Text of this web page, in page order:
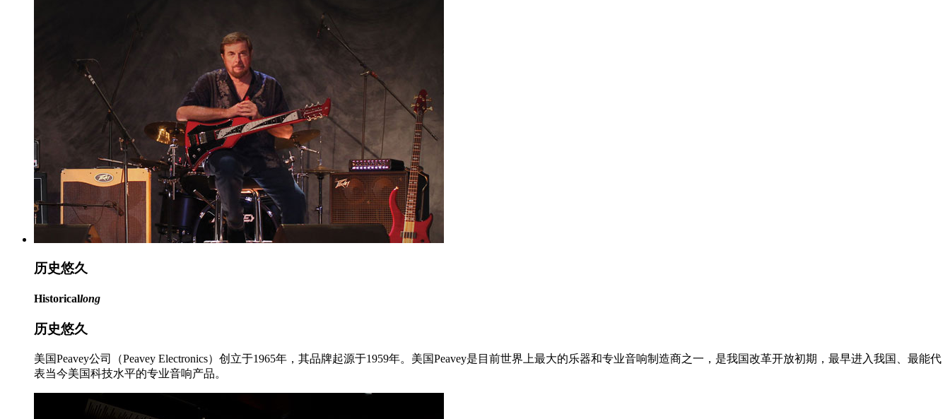
历史悠久
Historicallong
历史悠久
美国Peavey公司（Peavey Electronics）创立于1965年，其品牌起源于1959年。美国Peavey是目前世界上最大的乐器和专业音响制造商之一，是我国改革开放初期，最早进入我国、最能代
表当今美国科技水平的专业音响产品。